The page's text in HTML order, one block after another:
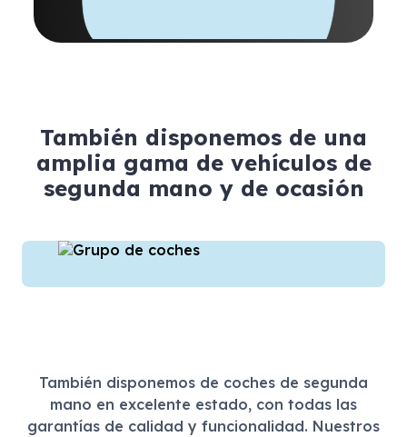
También disponemos de una
amplia gama de vehículos de
segunda mano y de ocasión
También disponemos de coches de segunda
mano en excelente estado, con todas las
garantías de calidad y funcionalidad. Nuestros